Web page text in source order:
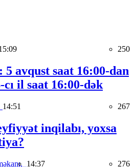
250
5 avqust saat 16:00-dan
cı il saat 16:00-dək
14:51 267
inqilabı, yoxsa
14:37 276